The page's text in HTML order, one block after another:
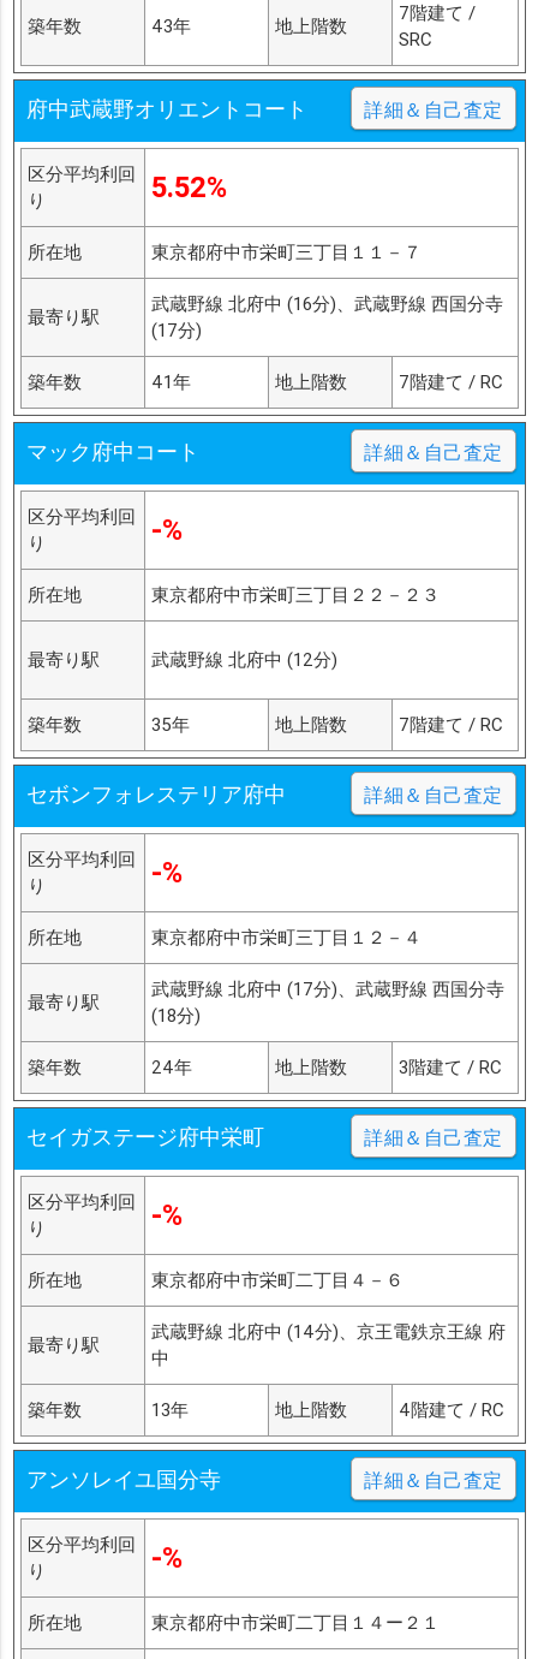
築年数 43年 地上階数
7階建て /
SRC
府中武蔵野オリエントコート 詳細＆自己査定
区分平均利回
り
5.52%
所在地 東京都府中市栄町三丁目１１－７
最寄り駅
武蔵野線 北府中 (16分)、武蔵野線 西国分寺
(17分)
築年数 41年 地上階数 7階建て / RC
マック府中コート 詳細＆自己査定
区分平均利回
り
-%
所在地 東京都府中市栄町三丁目２２－２３
最寄り駅 武蔵野線 北府中 (12分)
築年数 35年 地上階数 7階建て / RC
セボンフォレステリア府中 詳細＆自己査定
区分平均利回
り
-%
所在地 東京都府中市栄町三丁目１２－４
最寄り駅
武蔵野線 北府中 (17分)、武蔵野線 西国分寺
(18分)
築年数 24年 地上階数 3階建て / RC
セイガステージ府中栄町 詳細＆自己査定
区分平均利回
り
-%
所在地 東京都府中市栄町二丁目４－６
最寄り駅
武蔵野線 北府中 (14分)、京王電鉄京王線 府
中
築年数 13年 地上階数 4階建て / RC
アンソレイユ国分寺 詳細＆自己査定
区分平均利回
り
-%
所在地 東京都府中市栄町二丁目１４ー２１